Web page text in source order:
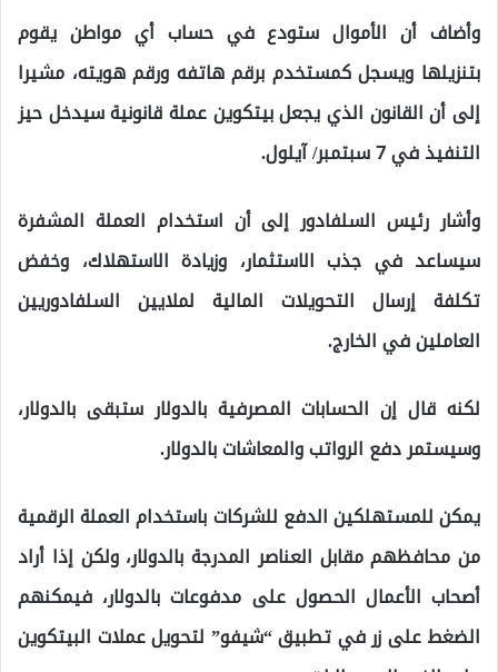
وأضاف أن الأموال ستودع في حساب أي مواطن يقوم
بتنزيلها ويسجل كمستخدم برقم هاتفه ورقم هويته، مشيرا
إلى أن القانون الذي يجعل بيتكوين عملة قانونية سيدخل حيز
التنفيذ في 7 سبتمبر/ آيلول.
وأشار رئيس السلفادور إلى أن استخدام العملة المشفرة
سيساعد في جذب الاستثمار، وزيادة الاستهلاك، وخفض
تكلفة إرسال التحويلات المالية لملايين السلفادوريين
العاملين في الخارج.
لكنه قال إن الحسابات المصرفية بالدولار ستبقى بالدولار،
وسيستمر دفع الرواتب والمعاشات بالدولار.
يمكن للمستهلكين الدفع للشركات باستخدام العملة الرقمية
من محافظهم مقابل العناصر المدرجة بالدولار، ولكن إذا أراد
أصحاب الأعمال الحصول على مدفوعات بالدولار، فيمكنهم
الضغط على زر في تطبيق “شيفو” لتحويل عملات البيتكوين